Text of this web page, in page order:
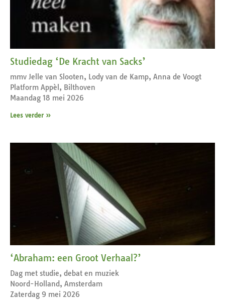
Studiedag ‘De Kracht van Sacks’
mmv Jelle van Slooten, Lody van de Kamp, Anna de Voogt
Platform Appèl, Bilthoven
Maandag 18 mei 2026
Lees verder »
‘Abraham: een Groot Verhaal?’
Dag met studie, debat en muziek
Noord-Holland, Amsterdam
Zaterdag 9 mei 2026